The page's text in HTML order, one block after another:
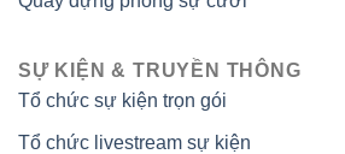
SỰ KIỆN & TRUYỀN THÔNG
Tổ chức sự kiện trọn gói
Tổ chức livestream sự kiện